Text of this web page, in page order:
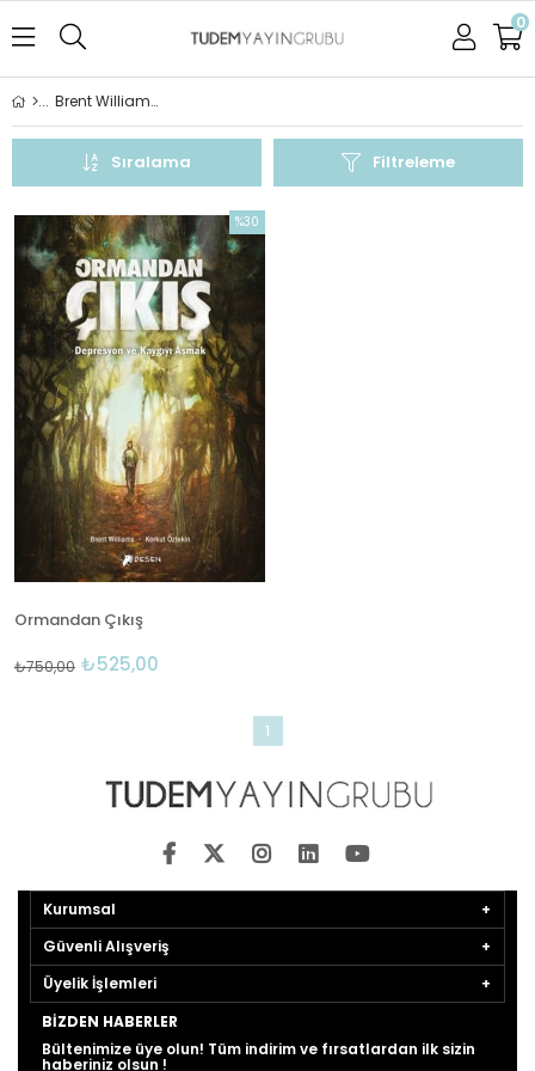
0
Brent Williams - Korkut Öztekin
Filtreleme
Sıralama
Ormandan Çıkış
₺525,00
₺750,00
%30
İndirim
%30İndirim
1
Kurumsal
Güvenli Alışveriş
Üyelik İşlemleri
BIZDEN HABERLER
Bültenimize üye olun! Tüm indirim ve fırsatlardan ilk sizin
haberiniz olsun !